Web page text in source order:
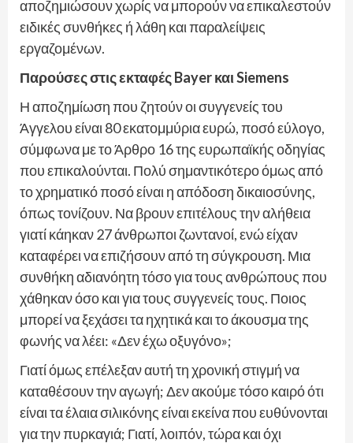
αποζημιώσουν χωρίς να μπορούν να επικαλεστούν
ειδικές συνθήκες ή λάθη και παραλείψεις
εργαζομένων.
Παρούσες στις εκταφέςBayer καιSiemens
Η αποζημίωση που ζητούν οι συγγενείς του
Άγγελου είναι 80 εκατομμύρια ευρώ, ποσό εύλογο,
σύμφωνα με το Άρθρο 16 της ευρωπαϊκής οδηγίας
που επικαλούνται. Πολύ σημαντικότερο όμως από
το χρηματικό ποσό είναι η απόδοση δικαιοσύνης,
όπως τονίζουν. Να βρουν επιτέλους την αλήθεια
γιατί κάηκαν 27 άνθρωποι ζωντανοί, ενώ είχαν
καταφέρει να επιζήσουν από τη σύγκρουση. Μια
συνθήκη αδιανόητη τόσο για τους ανθρώπους που
χάθηκαν όσο και για τους συγγενείς τους. Ποιος
μπορεί να ξεχάσει τα ηχητικά και το άκουσμα της
φωνής να λέει: «Δεν έχω οξυγόνο»;
Γιατί όμως επέλεξαν αυτή τη χρονική στιγμή να
καταθέσουν την αγωγή; Δεν ακούμε τόσο καιρό ότι
είναι τα έλαια σιλικόνης είναι εκείνα που ευθύνονται
για την πυρκαγιά; Γιατί, λοιπόν, τώρα και όχι